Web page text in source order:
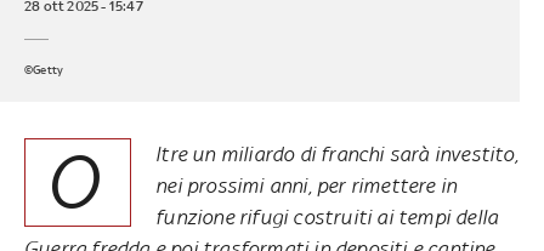
28 ott 2025 - 15:47
©Getty
O
ltre un miliardo di franchi sarà investito,
nei prossimi anni, per rimettere in
funzione rifugi costruiti ai tempi della